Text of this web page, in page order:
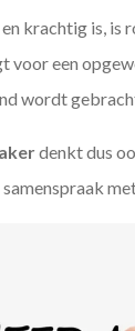
krachtig is, is
voor een
wordt
denkt dus